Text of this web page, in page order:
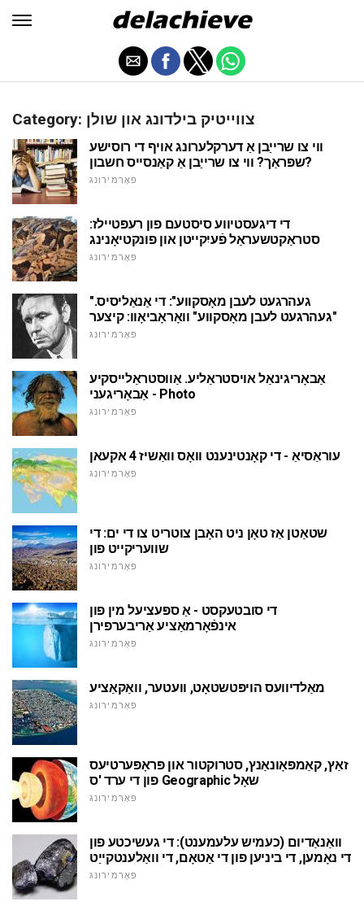
Category: צווייטיק בילדונג און שולן
ווי צו שרייַבן אַ דערקלערונג אויף די רוסישע
שפּראַך? ווי צו שרייַבן אַ קאַנסייס חשבון?
פאָרמירונג
די דיגעסטיווע סיסטעם פון רעפּטיילז:
סטראַקטשעראַל פֿעיִקייטן און פונקטיאָנינג
פאָרמירונג
"געהרגעט לעבן מאָסקווע": די אַנאַליסיס.
"געהרגעט לעבן מאָסקווע" וואָראָביאָוו: קיצער
פאָרמירונג
אַבאָריגינאַל אויסטראַליע. אַווסטראַלייסקיע
אַבאָריגעני - Photo
פאָרמירונג
עוראַסיאַ - די קאָנטינענט וואָס וואַשיז 4 אקעאן
פאָרמירונג
שטאַטן אַז טאָן ניט האָבן צוטריט צו די ים: די
שוועריקייט פון
פאָרמירונג
די סובטעקסט - אַ ספּעציעל מין פון
אינפֿאָרמאַציע אַריבערפירן
פאָרמירונג
מאַלדיוועס הויפּטשטאָט, וועטער, וואַקאַציע
פאָרמירונג
זאַץ, קאַמפּאָונאַנץ, סטרוקטור און פּראָפּערטיעס
פון די ערד 'ס Geographic שאָל
פאָרמירונג
וואַנאַדיום (כעמיש עלעמענט): די געשיכטע פון
די נאָמען, די ביניען פון די אַטאָם, די וואַלענטקייַט
פאָרמירונג